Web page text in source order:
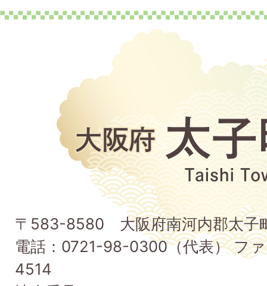
町
Taishi
Town
〒583-8580 大阪府南河内郡太子
電話：0721-98-0300（代表） フ
4514